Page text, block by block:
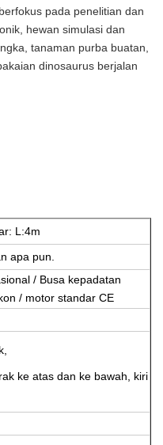
pada penelitian dan
hewan simulasi dan
tanaman purba buatan,
dinosaurus berjalan
L:4m
apa pun.
/ Busa kepadatan
/ motor standar CE
ke atas dan ke bawah, kiri